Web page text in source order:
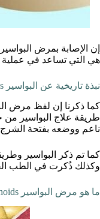
إن الإصابة بمرض
هي التي تساعد في عملية
نبذة تاريخية عن البواسير Hemorrhoids
كما ذكرنا إن لفظ مرض
طريقة علاج البواسير
ناعم ووضعه بفتحة
وكذلك ذُكرت في الطب
ما هو مرض البواسير Hemorrhoids